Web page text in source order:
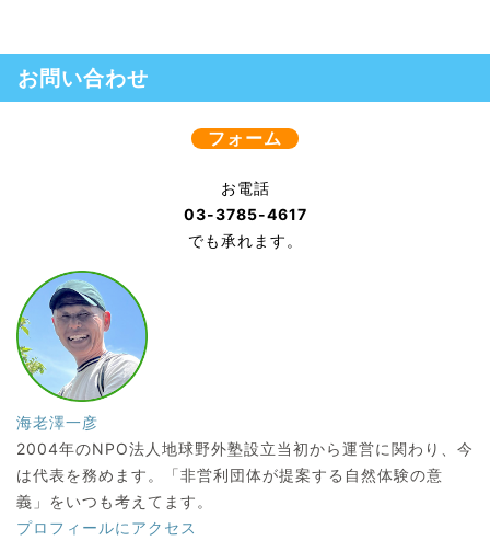
お問い合わせ
フォーム
お電話
03-3785-4617
でも承れます。
海老澤一彦
2004年のNPO法人地球野外塾設立当初から運営に関わり、今
は代表を務めます。「非営利団体が提案する自然体験の意
義」をいつも考えてます。
プロフィールにアクセス